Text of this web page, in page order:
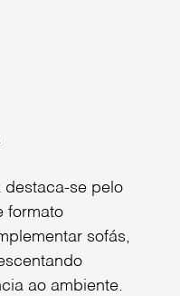
destaca-se pelo
formato
sofás,
ao ambiente.